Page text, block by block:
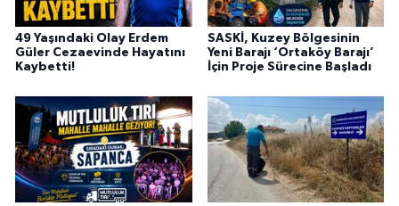
49 Yaşındaki Olay Erdem
Güler Cezaevinde Hayatını
Kaybetti!
SASKİ, Kuzey Bölgesinin
Yeni Barajı ‘Ortaköy Barajı’
İçin Proje Sürecine Başladı